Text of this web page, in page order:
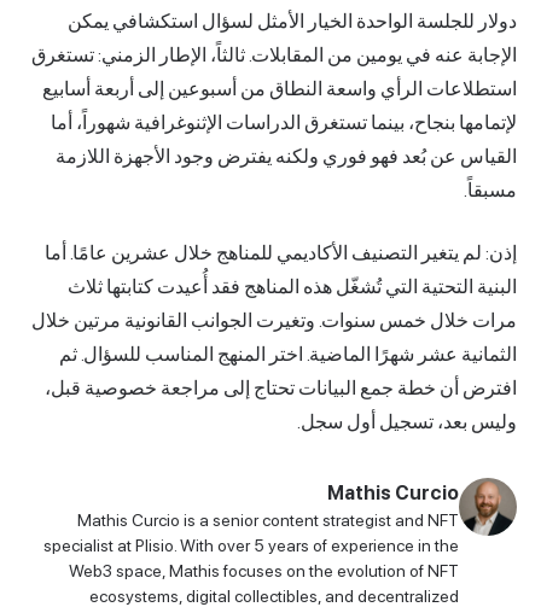
دولار للجلسة الواحدة الخيار الأمثل لسؤال استكشافي يمكن
الإجابة عنه في يومين من المقابلات. ثالثاً، الإطار الزمني: تستغرق
استطلاعات الرأي واسعة النطاق من أسبوعين إلى أربعة أسابيع
لإتمامها بنجاح، بينما تستغرق الدراسات الإثنوغرافية شهوراً، أما
القياس عن بُعد فهو فوري ولكنه يفترض وجود الأجهزة اللازمة
مسبقاً.
إذن: لم يتغير التصنيف الأكاديمي للمناهج خلال عشرين عامًا. أما
البنية التحتية التي تُشغّل هذه المناهج فقد أُعيدت كتابتها ثلاث
مرات خلال خمس سنوات. وتغيرت الجوانب القانونية مرتين خلال
الثمانية عشر شهرًا الماضية. اختر المنهج المناسب للسؤال. ثم
افترض أن خطة جمع البيانات تحتاج إلى مراجعة خصوصية قبل،
وليس بعد، تسجيل أول سجل.
Mathis Curcio
Mathis Curcio is a senior content strategist and NFT
specialist at Plisio. With over 5 years of experience in the
Web3 space, Mathis focuses on the evolution of NFT
ecosystems, digital collectibles, and decentralized